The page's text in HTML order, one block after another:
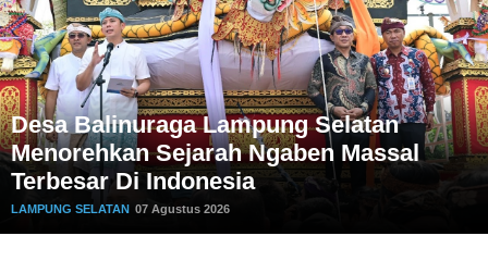
Ngaben Massal Balinuraga
Mancanegara Dan Puluhan Ribu
Pengunjung
LAMPUNG SELATAN